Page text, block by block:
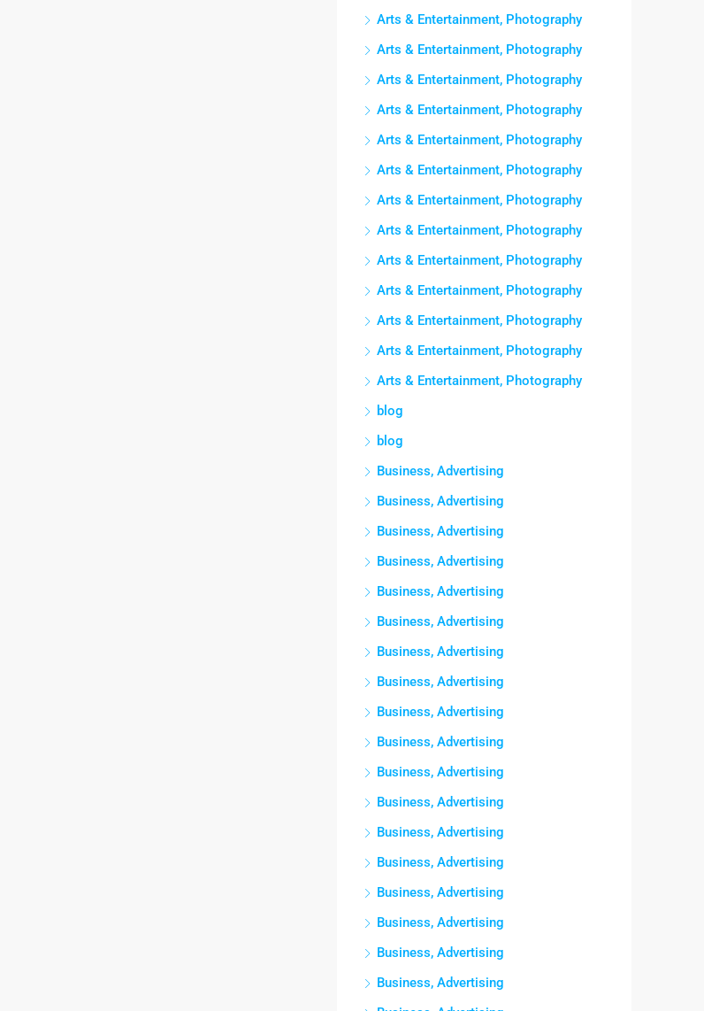
Arts & Entertainment, Photography
Arts & Entertainment, Photography
Arts & Entertainment, Photography
Arts & Entertainment, Photography
Arts & Entertainment, Photography
Arts & Entertainment, Photography
Arts & Entertainment, Photography
Arts & Entertainment, Photography
Arts & Entertainment, Photography
Arts & Entertainment, Photography
Arts & Entertainment, Photography
Arts & Entertainment, Photography
Arts & Entertainment, Photography
blog
blog
Business, Advertising
Business, Advertising
Business, Advertising
Business, Advertising
Business, Advertising
Business, Advertising
Business, Advertising
Business, Advertising
Business, Advertising
Business, Advertising
Business, Advertising
Business, Advertising
Business, Advertising
Business, Advertising
Business, Advertising
Business, Advertising
Business, Advertising
Business, Advertising